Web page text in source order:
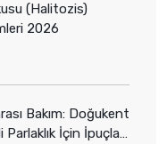
(Halitozis)
2026
Bakım: Doğukent
İçin İpuçları